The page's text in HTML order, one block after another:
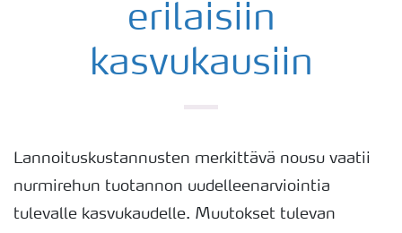
erilaisiin
kasvukausiin
Lannoituskustannusten merkittävä nousu vaatii
nurmirehun tuotannon uudelleenarviointia
tulevalle kasvukaudelle. Muutokset tulevan